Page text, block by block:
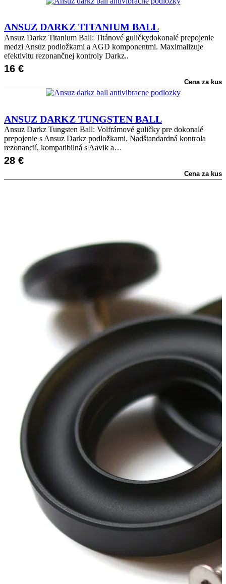
ANSUZ DARKZ TITANIUM BALL
Ansuz Darkz Titanium Ball: Titánové guličkydokonalé prepojenie
medzi Ansuz podložkami a AGD komponentmi. Maximalizuje
efektivitu rezonančnej kontroly Darkz..
16 €
Cena za kus
ANSUZ DARKZ TUNGSTEN BALL
Ansuz Darkz Tungsten Ball: Volfrámové guličky pre dokonalé
prepojenie s Ansuz Darkz podložkami. Nadštandardná kontrola
rezonancií, kompatibilná s Aavik a…
28 €
Cena za kus